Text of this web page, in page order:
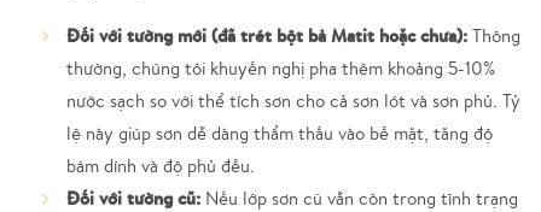
Đối với tường mới (đã trét bột bả Matit hoặc chưa): Thông
thường, chúng tôi khuyến nghị pha thêm khoảng 5-10%
nước sạch so với thể tích sơn cho cả sơn lót và sơn phủ. Tỷ
lệ này giúp sơn dễ dàng thẩm thấu vào bề mặt, tăng độ
bám dính và độ phủ đều.
Đối với tường cũ: Nếu lớp sơn cũ vẫn còn trong tình trạng